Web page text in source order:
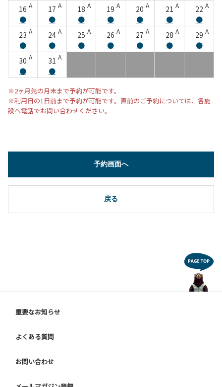
16 A
●
17 A
●
18 A
●
19 A
●
20 A
●
21 A
●
22 A
●
23 A
●
24 A
●
25 A
●
26 A
●
27 A
●
28 A
●
29 A
●
30 A
●
31 A
●
※2ヶ月先の月末まで予約が可能です。
※利用日の1日前まで予約が可能です。直前のご予約については、各施
設へ電話でお問い合わせください。
戻る
予約画面へ
重要なお知らせ
よくある質問
お問い合わせ